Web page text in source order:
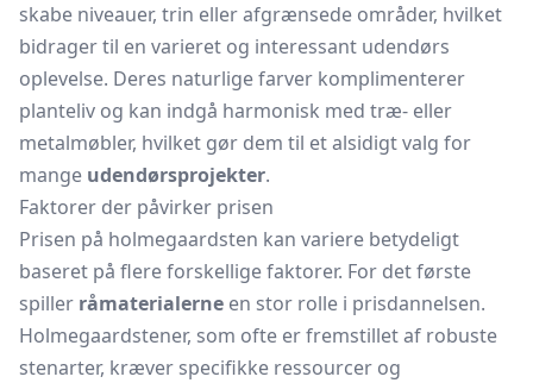
skabe niveauer, trin eller afgrænsede områder, hvilket
bidrager til en varieret og interessant udendørs
oplevelse. Deres naturlige farver komplimenterer
planteliv og kan indgå harmonisk med træ- eller
metalmøbler, hvilket gør dem til et alsidigt valg for
mange udendørsprojekter.
Faktorer der påvirker prisen
Prisen på holmegaardsten kan variere betydeligt
baseret på flere forskellige faktorer. For det første
spiller råmaterialerne en stor rolle i prisdannelsen.
Holmegaardstener, som ofte er fremstillet af robuste
stenarter, kræver specifikke ressourcer og